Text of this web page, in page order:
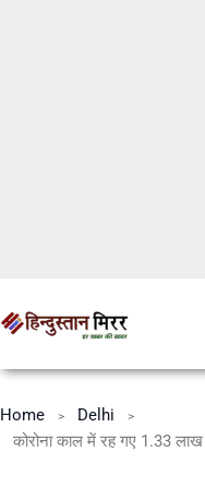
Home
Delhi
कोरोना काल में रह गए 1.33